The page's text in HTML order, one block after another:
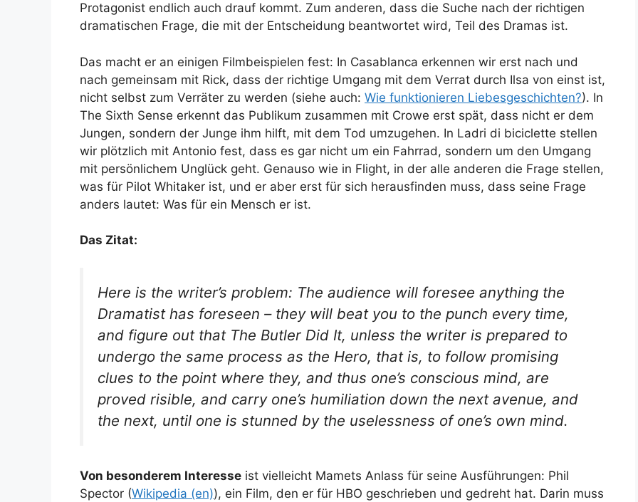
Protagonist endlich auch drauf kommt. Zum anderen, dass die Suche nach der richtigen
dramatischen Frage, die mit der Entscheidung beantwortet wird, Teil des Dramas ist.
Das macht er an einigen Filmbeispielen fest: In Casablanca erkennen wir erst nach und
nach gemeinsam mit Rick, dass der richtige Umgang mit dem Verrat durch Ilsa von einst ist,
nicht selbst zum Verräter zu werden (siehe auch: Wie funktionieren Liebesgeschichten?). In
The Sixth Sense erkennt das Publikum zusammen mit Crowe erst spät, dass nicht er dem
Jungen, sondern der Junge ihm hilft, mit dem Tod umzugehen. In Ladri di biciclette stellen
wir plötzlich mit Antonio fest, dass es gar nicht um ein Fahrrad, sondern um den Umgang
mit persönlichem Unglück geht. Genauso wie in Flight, in der alle anderen die Frage stellen,
was für Pilot Whitaker ist, und er aber erst für sich herausfinden muss, dass seine Frage
anders lautet: Was für ein Mensch er ist.
Das Zitat:
Here is the writer’s problem: The audience will foresee anything the
Dramatist has foreseen – they will beat you to the punch every time,
and figure out that The Butler Did It, unless the writer is prepared to
undergo the same process as the Hero, that is, to follow promising
clues to the point where they, and thus one’s conscious mind, are
proved risible, and carry one’s humiliation down the next avenue, and
the next, until one is stunned by the uselessness of one’s own mind.
Von besonderem Interesse ist vielleicht Mamets Anlass für seine Ausführungen: Phil
Spector (Wikipedia (en)), ein Film, den er für HBO geschrieben und gedreht hat. Darin muss